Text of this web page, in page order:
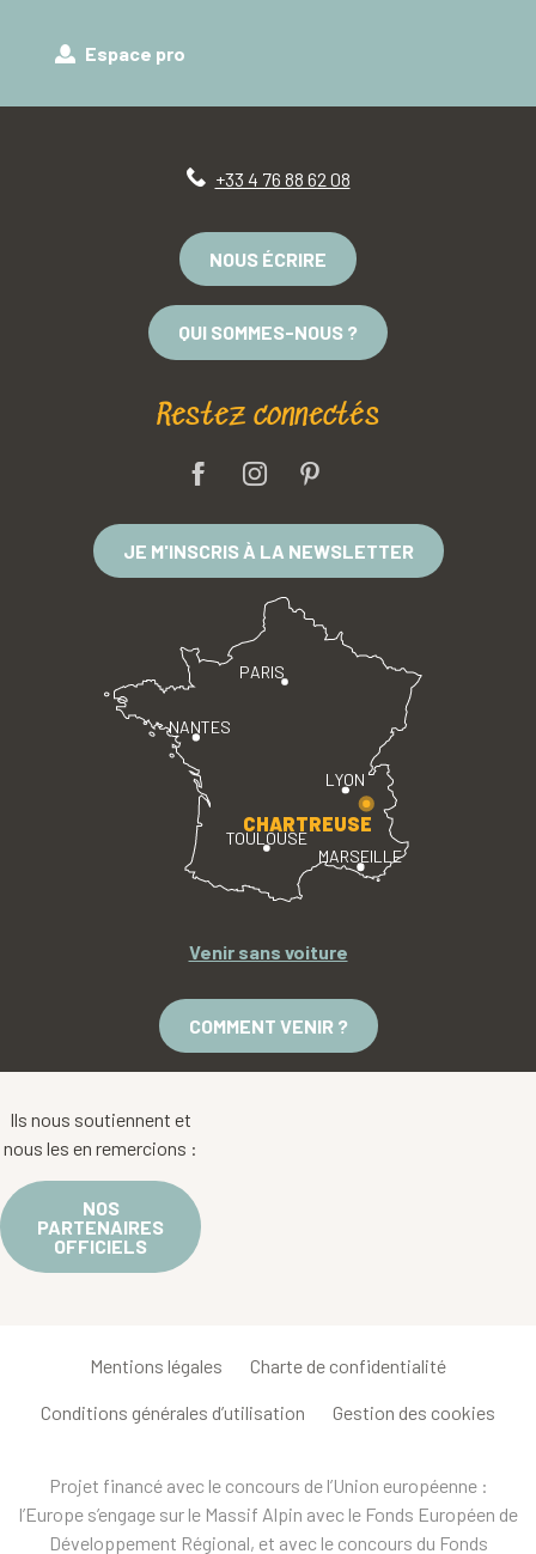
Espace pro
+33 4 76 88 62 08
NOUS ÉCRIRE
QUI SOMMES-NOUS ?
Restez connectés
JE M'INSCRIS À LA NEWSLETTER
PARIS
LYON
TOULOUSE
MARSEILLE
NANTES
CHARTREUSE
Venir sans voiture
COMMENT VENIR ?
Ils nous soutiennent et
nous les en remercions :
NOS
PARTENAIRES
OFFICIELS
Mentions légales Charte de confidentialité
Conditions générales d’utilisation Gestion des cookies
Projet financé avec le concours de l’Union européenne :
l’Europe s’engage sur le Massif Alpin avec le Fonds Européen de
Développement Régional, et avec le concours du Fonds